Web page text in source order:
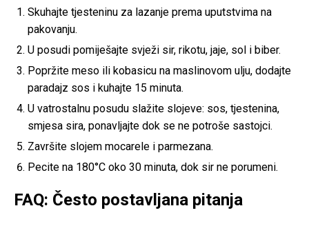
Skuhajte tjesteninu za lazanje prema uputstvima na
pakovanju.
U posudi pomiješajte svježi sir, rikotu, jaje, sol i biber.
Popržite meso ili kobasicu na maslinovom ulju, dodajte
paradajz sos i kuhajte 15 minuta.
U vatrostalnu posudu slažite slojeve: sos, tjestenina,
smjesa sira, ponavljajte dok se ne potroše sastojci.
Završite slojem mocarele i parmezana.
Pecite na 180°C oko 30 minuta, dok sir ne porumeni.
FAQ: Često postavljana pitanja